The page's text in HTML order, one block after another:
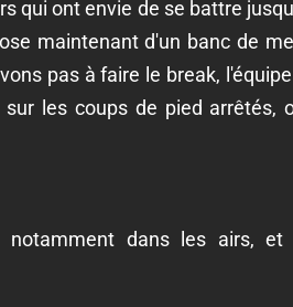
qui ont envie de se battre
maintenant d'un banc de
pas à faire le break,
les coups de pied arrêtés,
dans les airs,